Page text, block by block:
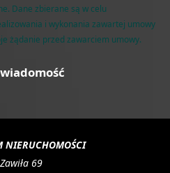
Dane zbierane są w celu
i wykonania zawartej umowy
żądanie przed zawarciem umowy.
NIERUCHOMOŚCI
69